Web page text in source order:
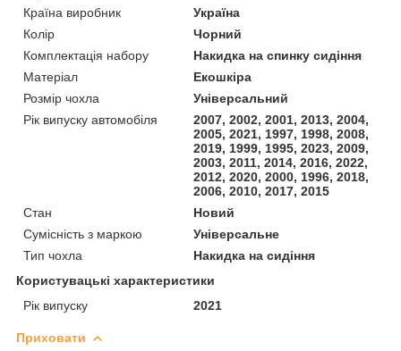
Країна виробник
Україна
Колір
Чорний
Комплектація набору
Накидка на спинку сидіння
Матеріал
Екошкіра
Розмір чохла
Універсальний
Рік випуску автомобіля
2007, 2002, 2001, 2013, 2004,
2005, 2021, 1997, 1998, 2008,
2019, 1999, 1995, 2023, 2009,
2003, 2011, 2014, 2016, 2022,
2012, 2020, 2000, 1996, 2018,
2006, 2010, 2017, 2015
Стан
Новий
Сумісність з маркою
Універсальне
Тип чохла
Накидка на сидіння
Користувацькі характеристики
Рік випуску
2021
Приховати